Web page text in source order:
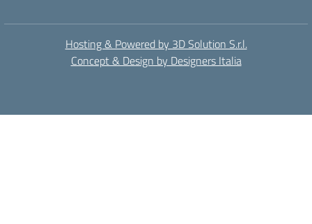
Hosting & Powered by 3D Solution S.r.l.
Concept & Design by Designers Italia